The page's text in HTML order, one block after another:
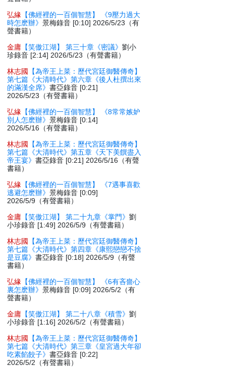
弘緣 【佛經裡的一百個智慧】 《9壓力過大
時怎麽辦》景梅錄音 [0:10] 2026/5/23（有
聲書籍）
金庸 【笑傲江湖】 第三十章《密議》劉小
珍錄音 [2:14] 2026/5/23（有聲書籍）
林志國
【為帝王上菜：歷代宮廷御醫傳奇】
第七篇《大清時代》第六章《後人杜撰出來
的滿漢全席》書亞錄音 [0:21]
2026/5/23（有聲書籍）
弘緣 【佛經裡的一百個智慧】 《8常常嫉妒
別人怎麽辦》景梅錄音 [0:14]
2026/5/16（有聲書籍）
林志國
【為帝王上菜：歷代宮廷御醫傳奇】
第七篇《大清時代》第五章《天下美饌盡入
帝王宴》書亞錄音 [0:21] 2026/5/16（有聲
書籍）
弘緣 【佛經裡的一百個智慧】 《7遇事喜歡
逃避怎麽辦》景梅錄音 [0:09]
2026/5/9（有聲書籍）
金庸 【笑傲江湖】 第二十九章《掌門》劉
小珍錄音 [1:49] 2026/5/9（有聲書籍）
林志國
【為帝王上菜：歷代宮廷御醫傳奇】
第七篇《大清時代》第四章《康熙戀戀不捨
是豆腐》書亞錄音 [0:18] 2026/5/9（有聲
書籍）
弘緣 【佛經裡的一百個智慧】 《6有吝嗇心
裏怎麽辦》景梅錄音 [0:09] 2026/5/2（有
聲書籍）
金庸 【笑傲江湖】 第二十八章《積雪》劉
小珍錄音 [1:16] 2026/5/2（有聲書籍）
林志國
【為帝王上菜：歷代宮廷御醫傳奇】
第七篇《大清時代》第三章《皇宮過大年卻
吃素餡餃子》書亞錄音 [0:22]
2026/5/2（有聲書籍）